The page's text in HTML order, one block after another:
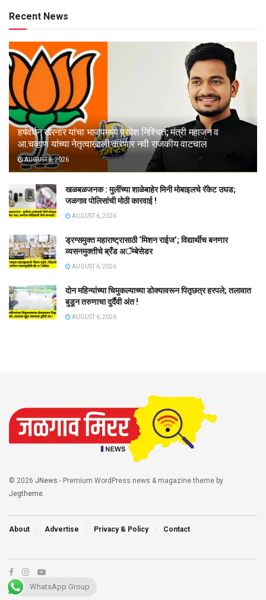
Recent News
हर्षवर्धन खैरनार यांचा भाजपमध्ये प्रवेश निश्चित; मंत्री महाजन व
आ.चव्हाण यांच्या नेतृत्वाखाली करणार नवी राजकीय वाटचाल
AUGUST 6, 2026
खळबळजनक : मुलींच्या शाळेबाहेर मिनी मोबाइलचे रॅकेट उघड;
जळगाव पोलिसांची मोठी कारवाई !
AUGUST 6, 2026
ड्रग्समुक्त महाराष्ट्रासाठी ‘मिशन राईज’; विद्यार्थीच बनणार
व्यसनमुक्तीचे ब्रँड अॅम्बेसेडर
AUGUST 6, 2026
दोन महिन्यांच्या चिमुकल्याच्या डोक्यावरून पितृछत्र हरपले; तलावात
बुडून तरुणाचा दुर्दैवी अंत !
AUGUST 6, 2026
© 2026 JNews - Premium WordPress news & magazine theme by
Jegtheme
About Advertise Privacy & Policy Contact
WhatsApp Group